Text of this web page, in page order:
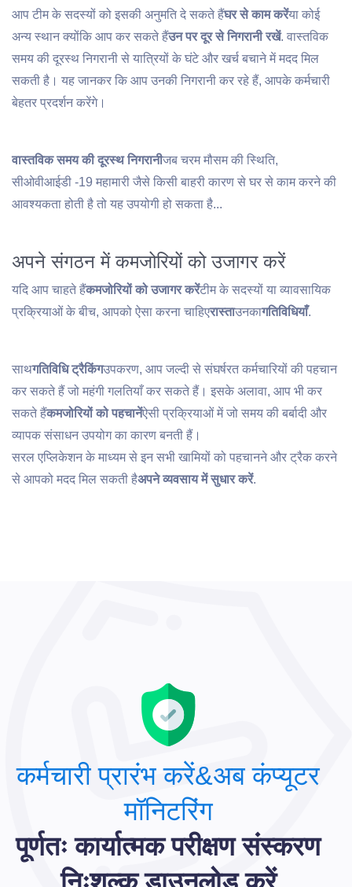
आप टीम के सदस्यों को इसकी अनुमति दे सकते हैंघर से काम करेंया कोई
अन्य स्थान क्योंकि आप कर सकते हैंउन पर दूर से निगरानी रखें. वास्तविक
समय की दूरस्थ निगरानी से यात्रियों के घंटे और खर्च बचाने में मदद मिल
सकती है। यह जानकर कि आप उनकी निगरानी कर रहे हैं, आपके कर्मचारी
बेहतर प्रदर्शन करेंगे।
वास्तविक समय की दूरस्थ निगरानीजब चरम मौसम की स्थिति,
सीओवीआईडी ​​​​-19 महामारी जैसे किसी बाहरी कारण से घर से काम करने की
आवश्यकता होती है तो यह उपयोगी हो सकता है...
अपने संगठन में कमजोरियों को उजागर करें
यदि आप चाहते हैंकमजोरियों को उजागर करेंटीम के सदस्यों या व्यावसायिक
प्रक्रियाओं के बीच, आपको ऐसा करना चाहिएरास्ताउनकागतिविधियाँ.
साथगतिविधि ट्रैकिंगउपकरण, आप जल्दी से संघर्षरत कर्मचारियों की पहचान
कर सकते हैं जो महंगी गलतियाँ कर सकते हैं। इसके अलावा, आप भी कर
सकते हैंकमजोरियों को पहचानेंऐसी प्रक्रियाओं में जो समय की बर्बादी और
व्यापक संसाधन उपयोग का कारण बनती हैं।
सरल एप्लिकेशन के माध्यम से इन सभी खामियों को पहचानने और ट्रैक करने
से आपको मदद मिल सकती हैअपने व्यवसाय में सुधार करें.
कर्मचारी प्रारंभ करें&अब कंप्यूटर
मॉनिटरिंग
पूर्णतः कार्यात्मक परीक्षण संस्करण